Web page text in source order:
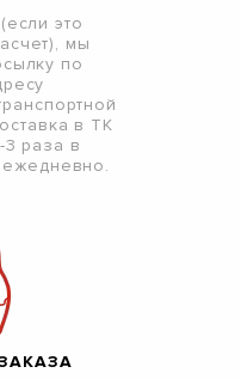
это
мы
по
в ТК
раза в